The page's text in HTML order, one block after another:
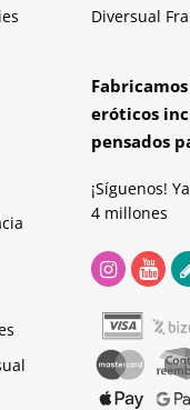
Diversual
eróticos
pensados
¡Síguenos!
4 millones